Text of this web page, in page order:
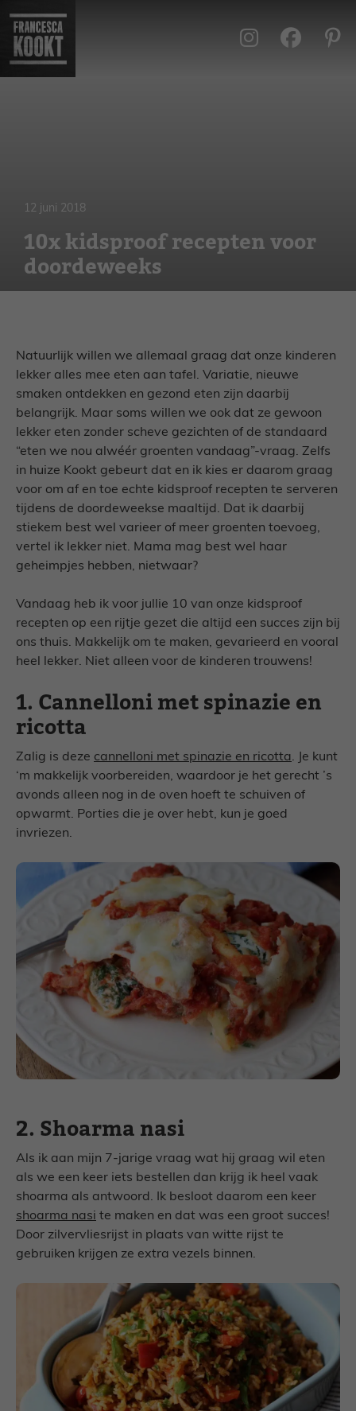
naar
inhoud
12 juni 2018
10x kidsproof recepten voor
doordeweeks
Natuurlijk willen we allemaal graag dat onze kinderen
lekker alles mee eten aan tafel. Variatie, nieuwe
smaken ontdekken en gezond eten zijn daarbij
belangrijk. Maar soms willen we ook dat ze gewoon
lekker eten zonder scheve gezichten of de standaard
“eten we nou alwéér groenten vandaag”-vraag. Zelfs
in huize Kookt gebeurt dat en ik kies er daarom graag
voor om af en toe echte kidsproof recepten te serveren
tijdens de doordeweekse maaltijd. Dat ik daarbij
stiekem best wel varieer of meer groenten toevoeg,
vertel ik lekker niet. Mama mag best wel haar
geheimpjes hebben, nietwaar?
Vandaag heb ik voor jullie 10 van onze kidsproof
recepten op een rijtje gezet die altijd een succes zijn bij
ons thuis. Makkelijk om te maken, gevarieerd en vooral
heel lekker. Niet alleen voor de kinderen trouwens!
1. Cannelloni met spinazie en
ricotta
Zalig is deze cannelloni met spinazie en ricotta. Je kunt
‘m makkelijk voorbereiden, waardoor je het gerecht ’s
avonds alleen nog in de oven hoeft te schuiven of
opwarmt. Porties die je over hebt, kun je goed
invriezen.
2. Shoarma nasi
Als ik aan mijn 7-jarige vraag wat hij graag wil eten
als we een keer iets bestellen dan krijg ik heel vaak
shoarma als antwoord. Ik besloot daarom een keer
shoarma nasi te maken en dat was een groot succes!
Door zilvervliesrijst in plaats van witte rijst te
gebruiken krijgen ze extra vezels binnen.